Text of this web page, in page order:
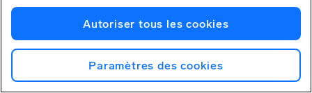
votre hébergement et vos trajets aller-retour entre
l’aéroport et l’hôtel si nécessaire.
Si vous avez dû réserver un hôtel par vos propres
moyens en raison de la perturbation, vous pouvez
Autoriser tous les cookies
Paramètres des cookies